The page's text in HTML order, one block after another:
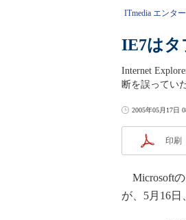
ITmedia エンタ
IE7は
Internet
断を誤ってい
2005年05月17日
印刷
Microsoftの
が、5月16日